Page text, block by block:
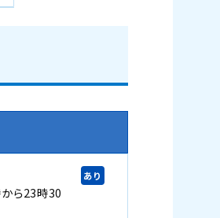
から23時30
あり